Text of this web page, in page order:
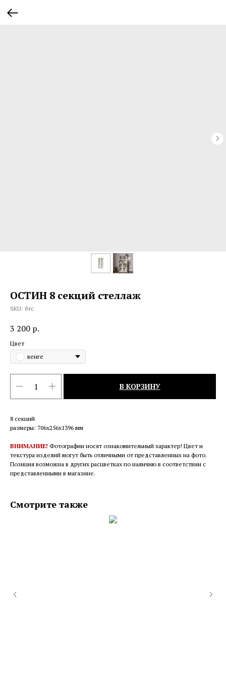
ОСТИН 8 секций стеллаж
SKU: бтс
3 200 р.
Цвет
венге
В КОРЗИНУ
8 секций
размеры: 706х256х1396 мм
ВНИМАНИЕ! Фотографии носят ознакомительный характер! Цвет и
текстура изделий могут быть отличными от представленных на фото.
Позиция возможна в других расцветках по наличию в соответствии с
представленными в магазине.
Смотрите также